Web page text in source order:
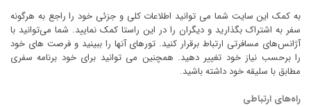
به کمک این سایت شما می توانید اطلاعات کلی و جزئی خود را راجع به هرگونه
سفر به اشتراک بگذارید و دیگران را در این راستا کمک نمایید. شما می‌توانید با
آژانس‌های مسافرتی ارتباط برقرار کنید. تورهای آنها را ببینید و فرصت های خود
را برحسب نیاز خود تغییر دهید. همچنین می توانید برای خود برنامه سفری
مطابق با سلیقه خود داشته باشید.
راه‌های ارتباطی